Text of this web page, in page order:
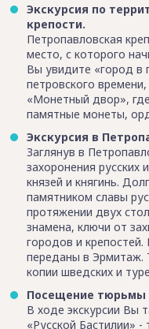
Экскурсия по
крепости.
Петропавловская
место, с которого
Вы увидите «город в
петровского
«Монетный двор»,
памятные монеты,
Экскурсия в
Заглянув в
захоронения русских
князей и княгинь.
памятником славы
протяжении двух
знамена, ключи от
городов и крепостей.
переданы в Эрмитаж.
копии шведских и
Посещение тюрьмы
В ходе экскурсии Вы
«Русской Бастилии»